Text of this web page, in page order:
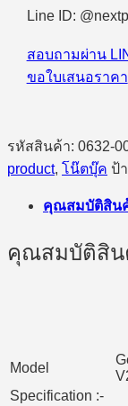
Line ID:
สอบถามผ่าน
ขอใบเสนอราคา
รหัสสินค้า: 0632-
product, โน๊ตบุ๊ค ป้
คุณสมบัติสิน
คุณสมบัติสิน
Model
Specification :-